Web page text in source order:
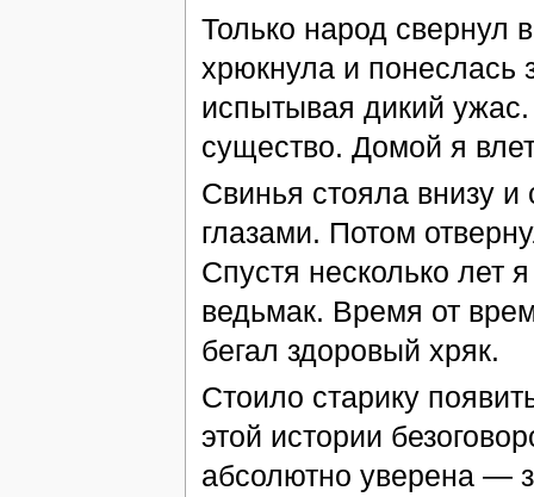
Только народ свернул
хрюкнула и
испытывая дикий
существо. Домой я
Свинья стояла внизу
глазами. Потом
Спустя несколько лет
ведьмак. Время от
бегал здоровый хряк.
Стоило старику
этой истории
абсолютно уверена —